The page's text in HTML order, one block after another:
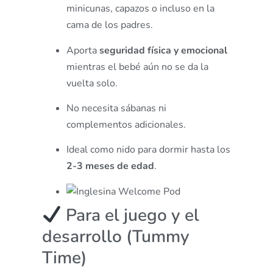
minicunas, capazos o incluso en la
cama de los padres.
Aportaseguridad física y emocional
mientras el bebé aún no se da la
vuelta solo.
No necesita sábanas ni
complementos adicionales.
Ideal como nido para dormir hasta los
2-3 meses de edad.
Para el juego y el
desarrollo (Tummy
Time)